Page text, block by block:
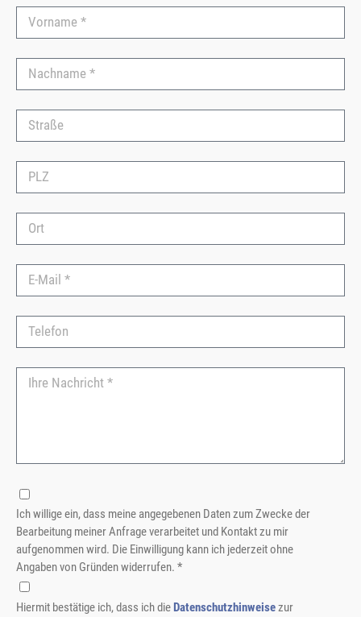
Ich willige ein, dass meine angegebenen Daten zum Zwecke der
Bearbeitung meiner Anfrage verarbeitet und Kontakt zu mir
aufgenommen wird. Die Einwilligung kann ich jederzeit ohne
Angaben von Gründen widerrufen. *
Hiermit bestätige ich, dass ich dieDatenschutzhinweisezur